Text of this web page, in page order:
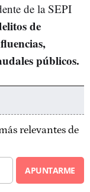
de la SEPI
de
públicos.
relevantes de
APUNTARME